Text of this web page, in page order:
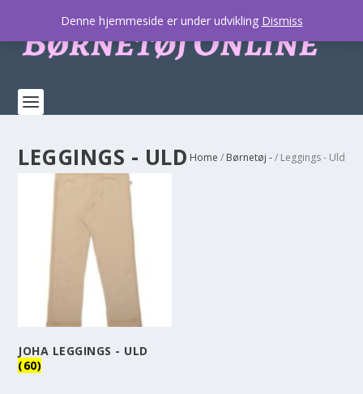
LEGGINGS - ULD Home / Børnetøj -/ Leggings - Uld
JOHA LEGGINGS - ULD
(60)
Denne hjemmeside er under udvikling Dismiss